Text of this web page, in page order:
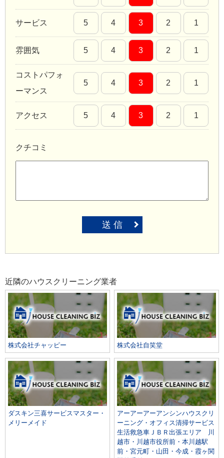
サービス 5 4 3 2 1
雰囲気 5 4 3 2 1
コストパフォ
ーマンス
5 4 3 2 1
アクセス 5 4 3 2 1
クチコミ
送 信
近隣のハウスクリーニング業者
株式会社チャッピー 株式会社自笑堂
ダスキン三喜サービスマスター・
メリーメイド
アーアーアーアンシンハウスクリ
ーニング・オフィス清掃サービス
生活救急車ＪＢＲ出張エリア 川
越市・川越市役所前・本川越駅
前・宮元町・山田・今成・霞ヶ関